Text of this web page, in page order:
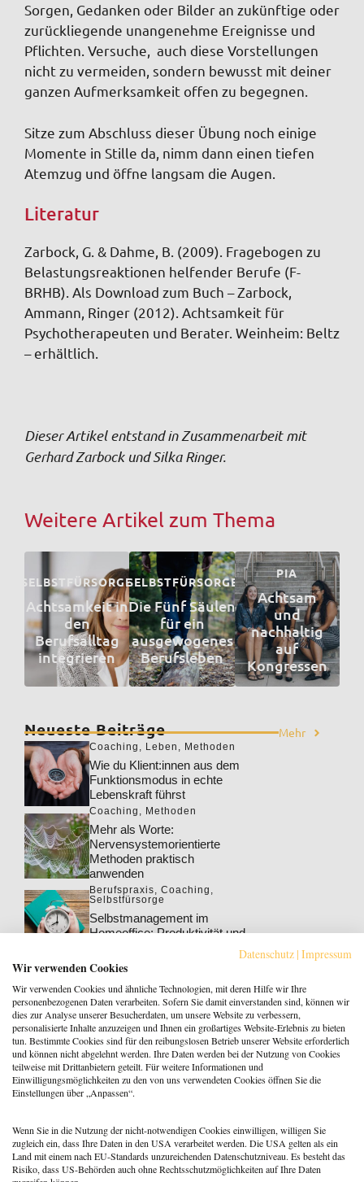
Sorgen, Gedanken oder Bilder an zukünftige oder
zurückliegende unangenehme Ereignisse und
Pflichten. Versuche, auch diese Vorstellungen
nicht zu vermeiden, sondern bewusst mit deiner
ganzen Aufmerksamkeit offen zu begegnen.
Sitze zum Abschluss dieser Übung noch einige
Momente in Stille da, nimm dann einen tiefen
Atemzug und öffne langsam die Augen.
Literatur
Zarbock, G. & Dahme, B. (2009). Fragebogen zu
Belastungsreaktionen helfender Berufe (F-
BRHB). Als Download zum Buch – Zarbock,
Ammann, Ringer (2012). Achtsamkeit für
Psychotherapeuten und Berater. Weinheim: Beltz
– erhältlich.
Dieser Artikel entstand in Zusammenarbeit mit
Gerhard Zarbock und Silka Ringer.
Weitere Artikel zum Thema
SELBSTFÜRSORGE
Achtsamkeit in
den
Berufsalltag
integrieren
SELBSTFÜRSORGE
Die Fünf Säulen
für ein
ausgewogenes
Berufsleben
PIA
Achtsam
und
nachhaltig
auf
Kongressen
Neueste Beiträge Mehr
Coaching Leben Methoden
Wie du Klient:innen aus dem
Funktionsmodus in echte
Lebenskraft führst
Coaching , Methoden
Mehr als Worte:
Nervensystemorientierte
Methoden praktisch
anwenden
Berufspraxis, Coaching ,
Selbstfürsorge
Selbstmanagement im
Homeoffice: Produktivität und
Berufspraxis
Klarheit gewinnt: Gebucht
werden als Coach:in im KI-
Zeitalter
Berufspraxis
Patientenrechtegesetz: 5
typische Irrtümer im Fakten-
Check
Coaching
falschen Fragen? Zeit für ein
Repertoire-Update
Datenschutz | Impressum
Wir verwenden Cookies
Wir verwenden Cookies und ähnliche Technologien, mit deren Hilfe wir Ihre
personenbezogenen Daten verarbeiten. Sofern Sie damit einverstanden sind, können wir
dies zur Analyse unserer Besucherdaten, um unsere Website zu verbessern,
personalisierte Inhalte anzuzeigen und Ihnen ein großartiges Website-Erlebnis zu bieten
tun. Bestimmte Cookies sind für den reibungslosen Betrieb unserer Website erforderlich
und können nicht abgelehnt werden. Ihre Daten werden bei der Nutzung von Cookies
teilweise mit Drittanbietern geteilt. Für weitere Informationen und
Einwilligungsmöglichkeiten zu den von uns verwendeten Cookies öffnen Sie die
Einstellungen über „Anpassen“.
Wenn Sie in die Nutzung der nicht-notwendigen Cookies einwilligen, willigen Sie
zugleich ein, dass Ihre Daten in den USA verarbeitet werden. Die USA gelten als ein
Land mit einem nach EU-Standards unzureichenden Datenschutzniveau. Es besteht das
Risiko, dass US-Behörden auch ohne Rechtsschutzmöglichkeiten auf Ihre Daten